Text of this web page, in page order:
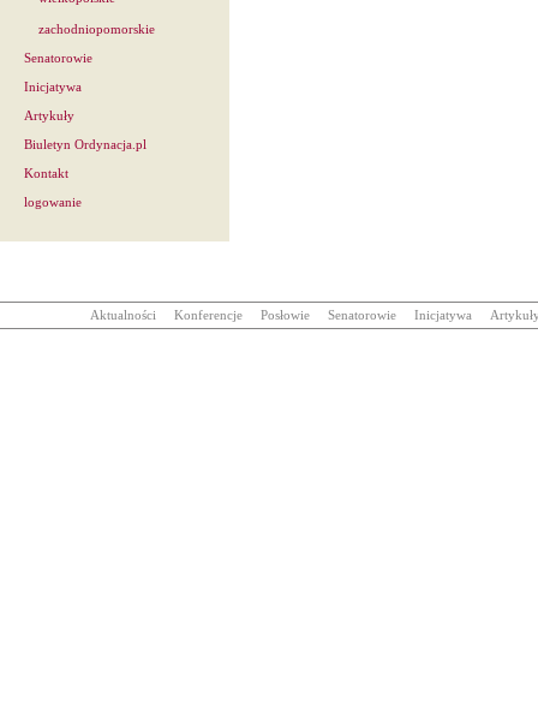
zachodniopomorskie
Senatorowie
Inicjatywa
Artykuły
Biuletyn Ordynacja.pl
Kontakt
logowanie
Aktualności Konferencje Posłowie Senatorowie Inicjatywa